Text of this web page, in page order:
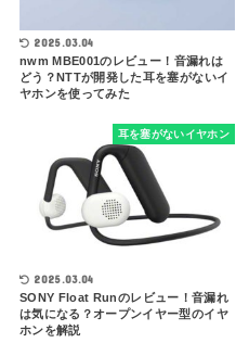
2025.03.04
nwm MBE001のレビュー！音漏れは
どう？NTTが開発した耳を塞がないイ
ヤホンを使ってみた
耳を塞がないイヤホン
2025.03.04
SONY Float Runのレビュー！音漏れ
は気になる？オープンイヤー型のイヤ
ホンを解説